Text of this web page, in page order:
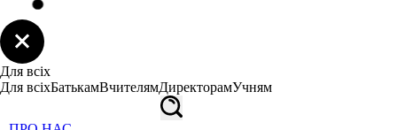
Для всіх
Для всіхБатькамВчителямДиректорамУчням